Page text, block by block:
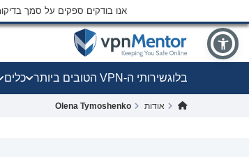
אנו בודקים ספקים על סמך
בלוגשירותי ה-VPN הטובים ביותר כלים
אודות Olena Tymoshenko